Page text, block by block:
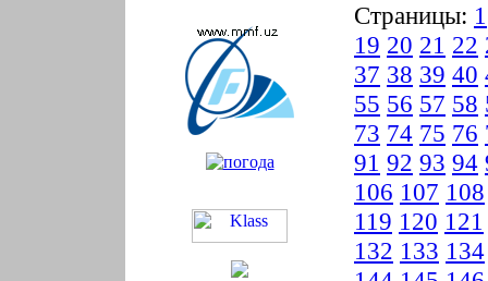
Страницы: 1
19 20 21 22
37 38 39 40
55 56 57 58
73 74 75 76
91 92 93 94
106 107 108
119 120 121
132 133 134